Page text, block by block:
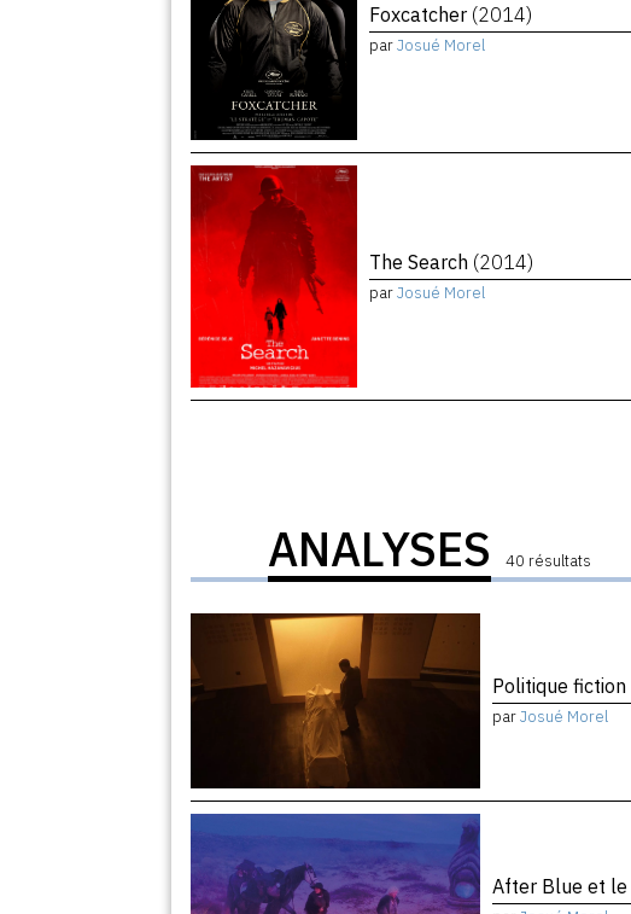
Foxcatcher (2014)
parJosué Morel
The Search (2014)
parJosué Morel
ANALYSES 40 résultats
Politique fiction
parJosué Morel
After Blue et le